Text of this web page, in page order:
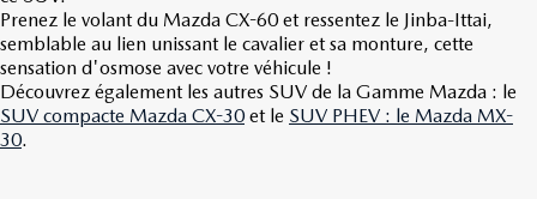
Prenez le volant du Mazda CX-60 et ressentez le Jinba-Ittai,
semblable au lien unissant le cavalier et sa monture, cette
sensation d'osmose avec votre véhicule !
Découvrez également les autres SUV de la Gamme Mazda : le
SUV compacte Mazda CX-30 et le SUV PHEV : le Mazda MX-
30.